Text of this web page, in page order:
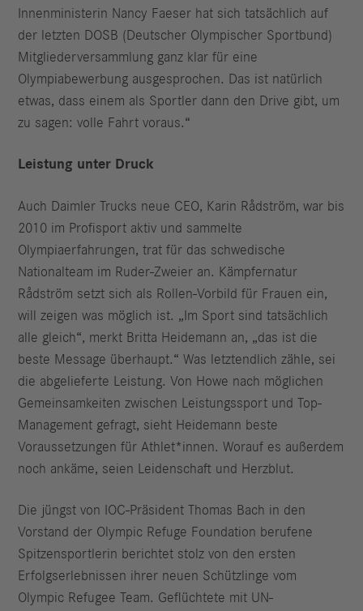
Innenministerin Nancy Faeser hat sich tatsächlich auf
der letzten DOSB (Deutscher Olympischer Sportbund)
Mitgliederversammlung ganz klar für eine
Olympiabewerbung ausgesprochen. Das ist natürlich
etwas, dass einem als Sportler dann den Drive gibt, um
zu sagen: volle Fahrt voraus.“
Leistung unter Druck
Auch Daimler Trucks neue CEO, Karin Rådström, war bis
2010 im Profisport aktiv und sammelte
Olympiaerfahrungen, trat für das schwedische
Nationalteam im Ruder-Zweier an. Kämpfernatur
Rådström setzt sich als Rollen-Vorbild für Frauen ein,
will zeigen was möglich ist. „Im Sport sind tatsächlich
alle gleich“, merkt Britta Heidemann an, „das ist die
beste Message überhaupt.“ Was letztendlich zähle, sei
die abgelieferte Leistung. Von Howe nach möglichen
Gemeinsamkeiten zwischen Leistungssport und Top-
Management gefragt, sieht Heidemann beste
Voraussetzungen für Athlet*innen. Worauf es außerdem
noch ankäme, seien Leidenschaft und Herzblut.
Die jüngst von IOC-Präsident Thomas Bach in den
Vorstand der Olympic Refuge Foundation berufene
Spitzensportlerin berichtet stolz von den ersten
Erfolgserlebnissen ihrer neuen Schützlinge vom
Olympic Refugee Team. Geflüchtete mit UN-